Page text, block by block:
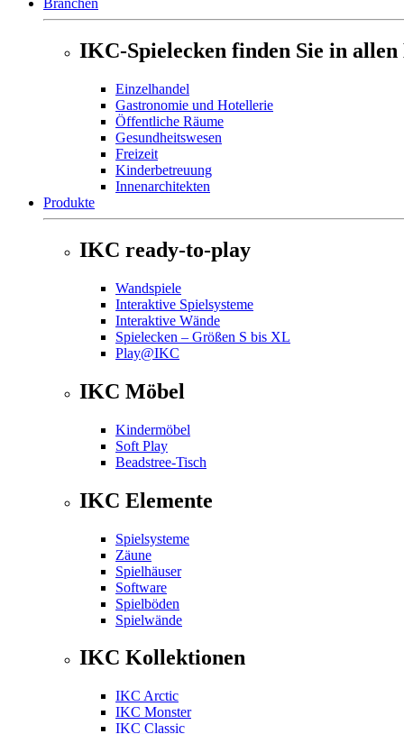
Branchen
IKC-Spielecken finden Sie in allen
Einzelhandel
Gastronomie und Hotellerie
Öffentliche Räume
Gesundheitswesen
Freizeit
Kinderbetreuung
Innenarchitekten
Produkte
IKC ready-to-play
Wandspiele
Interaktive Spielsysteme
Interaktive Wände
Spielecken – Größen S bis XL
Play@IKC
IKC Möbel
Kindermöbel
Soft Play
Beadstree-Tisch
IKC Elemente
Spielsysteme
Zäune
Spielhäuser
Software
Spielböden
Spielwände
IKC Kollektionen
IKC Arctic
IKC Monster
IKC Classic